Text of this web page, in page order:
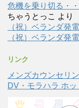
危機を乗り切る・
ちゃうとっこ より
（祝）ベランダ発
（祝）ベランダ発
リンク
メンズカウンセリ
DV・モラハラ ホッ